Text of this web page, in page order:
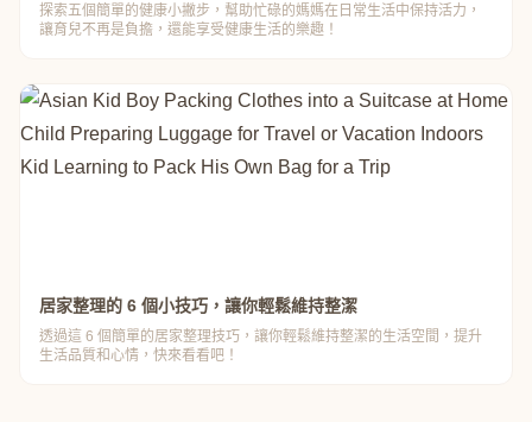
探索五個簡單的健康小撇步，幫助忙碌的媽媽在日常生活中保持活力，
讓育兒不再是負擔，還能享受健康生活的樂趣！
居家整理的 6 個小技巧，讓你輕鬆維持整潔
透過這 6 個簡單的居家整理技巧，讓你輕鬆維持整潔的生活空間，提升
生活品質和心情，快來看看吧！